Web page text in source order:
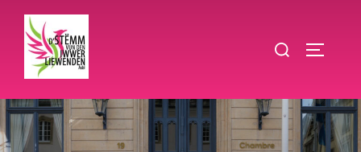
Aller
contenu
Rechercher :